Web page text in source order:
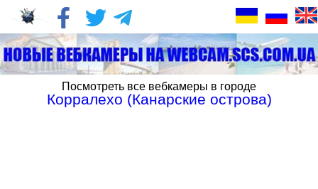
Посмотреть все вебкамеры в городе
Корралехо (Канарские острова)